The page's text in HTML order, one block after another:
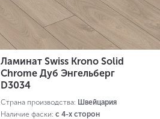
Ламинат Swiss Krono Solid
Chrome Дуб Энгельберг
D3034
Страна производства: Швейцария
Наличие фаски: с 4-х сторон